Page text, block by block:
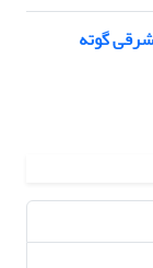
گوته